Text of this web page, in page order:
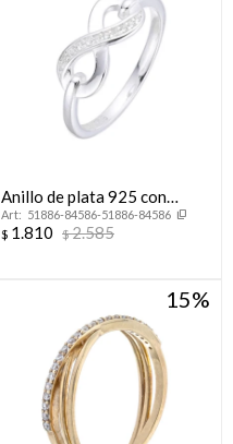
Anillo de plata 925 con
circonias, INFINITO.
51886-84586-51886-84586
$ 1.810 $2.585
15